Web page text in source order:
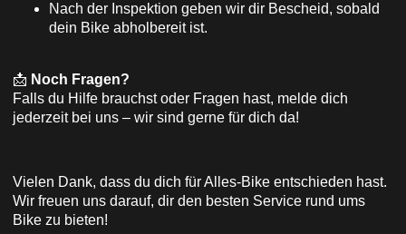
Nach der Inspektion geben wir dir Bescheid, sobald
dein Bike abholbereit ist.
📩 Noch Fragen?
Falls du Hilfe brauchst oder Fragen hast, melde dich
jederzeit bei uns – wir sind gerne für dich da!
Vielen Dank, dass du dich für Alles-Bike entschieden hast.
Wir freuen uns darauf, dir den besten Service rund ums
Bike zu bieten!